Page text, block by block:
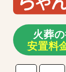
火葬
安置料